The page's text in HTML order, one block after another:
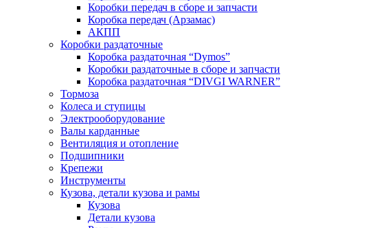
Коробки передач в сборе и запчасти
Коробка передач (Арзамас)
АКПП
Коробки раздаточные
Коробка раздаточная “Dymos”
Коробки раздаточные в сборе и запчасти
Коробка раздаточная “DIVGI WARNER”
Тормоза
Колеса и ступицы
Электрооборудование
Валы карданные
Вентиляция и отопление
Подшипники
Крепежи
Инструменты
Кузова, детали кузова и рамы
Кузова
Детали кузова